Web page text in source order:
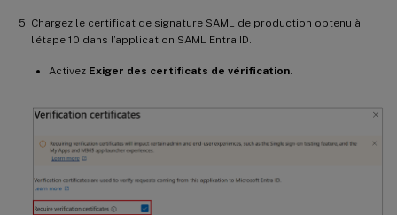
Chargez le certificat de signature SAML de production obtenu à
l’étape 10 dans l’application SAML Entra ID.
Activez Exiger des certificats de vérification.